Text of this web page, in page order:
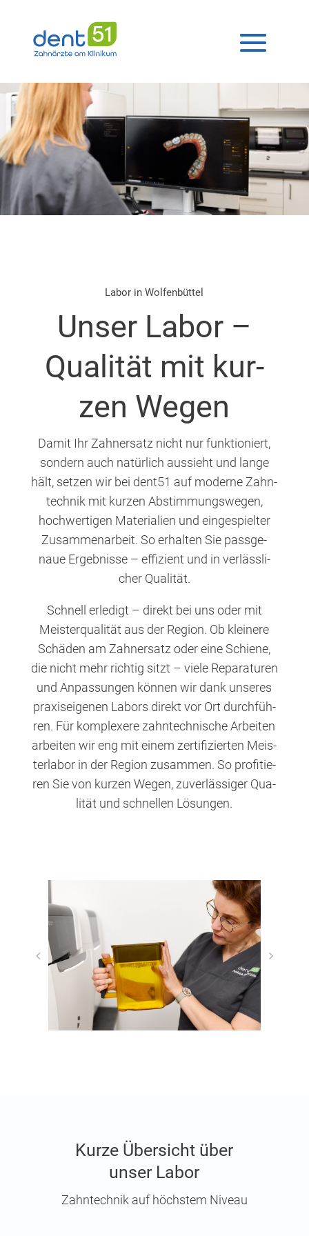
Labor in Wolfenbüttel
Unser Labor –
Qua­li­tät mit kur­
zen Wegen
Damit Ihr Zahn­ersatz nicht nur funk­tio­niert,
son­dern auch natür­lich aus­sieht und lan­ge
hält, set­zen wir bei dent51 auf moder­ne Zahn­
tech­nik mit kur­zen Abstim­mungs­we­gen,
hoch­wer­ti­gen Mate­ria­li­en und ein­ge­spiel­ter
Zusam­men­ar­beit. So erhal­ten Sie pass­ge­
naue Ergeb­nis­se – effi­zi­ent und in ver­läss­li­
cher Qualität.
Schnell erle­digt – direkt bei uns oder mit
Meis­ter­qua­li­tät aus der Regi­on. Ob klei­ne­re
Schä­den am Zahn­ersatz oder eine Schie­ne,
die nicht mehr rich­tig sitzt – vie­le Repa­ra­tu­ren
und Anpas­sun­gen kön­nen wir dank unse­res
pra­xis­ei­ge­nen Labors direkt vor Ort durch­füh­
ren. Für kom­ple­xe­re zahn­tech­ni­sche Arbei­ten
arbei­ten wir eng mit einem zer­ti­fi­zier­ten Meis­
ter­la­bor in der Regi­on zusam­men. So pro­fi­tie­
ren Sie von kur­zen Wegen, zuver­läs­si­ger Qua­
li­tät und schnel­len Lösungen.
Kur­ze Über­sicht über
unser Labor
Zahn­tech­nik auf höchs­tem Niveau